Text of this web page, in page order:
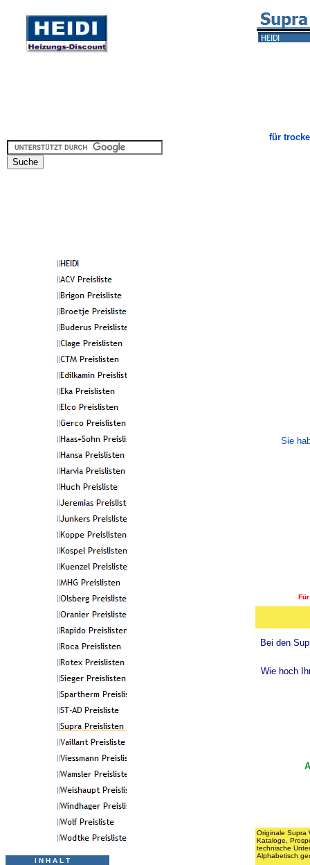
I N H A L T
für
Sie
Bei den
Wie hoch
Originale Supra
Kataloge,
technische
Alphabetisch